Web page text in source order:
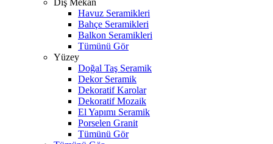
Dış Mekan
Havuz Seramikleri
Bahçe Seramikleri
Balkon Seramikleri
Tümünü Gör
Yüzey
Doğal Taş Seramik
Dekor Seramik
Dekoratif Karolar
Dekoratif Mozaik
El Yapımı Seramik
Porselen Granit
Tümünü Gör